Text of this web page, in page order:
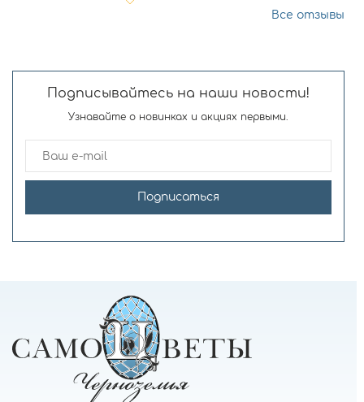
Все отзывы
Подписывайтесь на наши новости!
Узнавайте о новинках и акциях первыми.
Подписаться